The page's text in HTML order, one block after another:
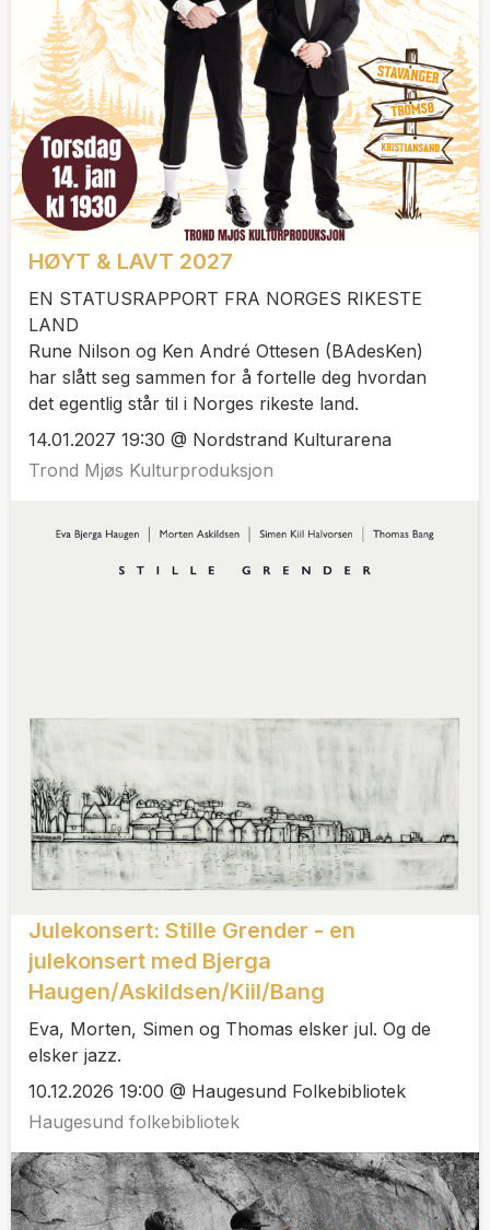
HØYT & LAVT 2027
EN STATUSRAPPORT FRA NORGES RIKESTE
LAND
Rune Nilson og Ken André Ottesen (BAdesKen)
har slått seg sammen for å fortelle deg hvordan
det egentlig står til i Norges rikeste land.
14.01.2027 19:30 @ Nordstrand Kulturarena
Trond Mjøs Kulturproduksjon
Julekonsert: Stille Grender - en
julekonsert med Bjerga
Haugen/Askildsen/Kiil/Bang
Eva, Morten, Simen og Thomas elsker jul. Og de
elsker jazz.
10.12.2026 19:00 @ Haugesund Folkebibliotek
Haugesund folkebibliotek